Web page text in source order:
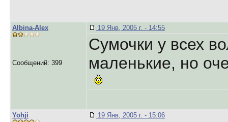
Albina-Alex
Сообщений: 399
19 Янв, 2005 г. - 14:55
Cумочки у всех
маленькие, но
Yohji 19 Янв, 2005 г. - 15:06